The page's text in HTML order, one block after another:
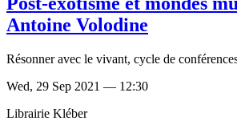
Antoine Volodine
Résonner avec le vivant, cycle de
Wed, 29 Sep 2021 — 12:30
Librairie Kléber